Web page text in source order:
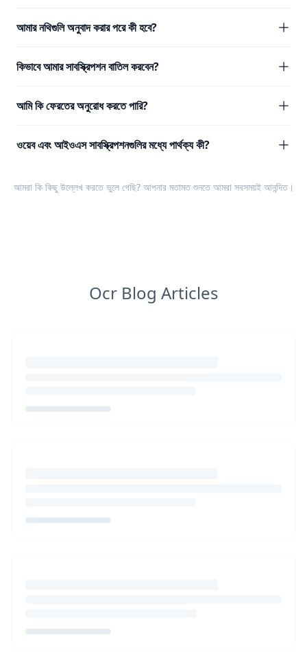
আমার নথিগুলি অনুবাদ করার পরে কী হবে?
কিভাবে আমার সাবস্ক্রিপশন বাতিল করবেন?
আমি কি ফেরতের অনুরোধ করতে পারি?
ওয়েব এবং আইওএস সাবস্ক্রিপশনগুলির মধ্যে পার্থক্য কী?
আমরা কি কিছু উল্লেখ করতে ভুলে গেছি? আপনার মতামতশুনতে আমরা সবসময়ই আনন্দিত।
Ocr Blog Articles